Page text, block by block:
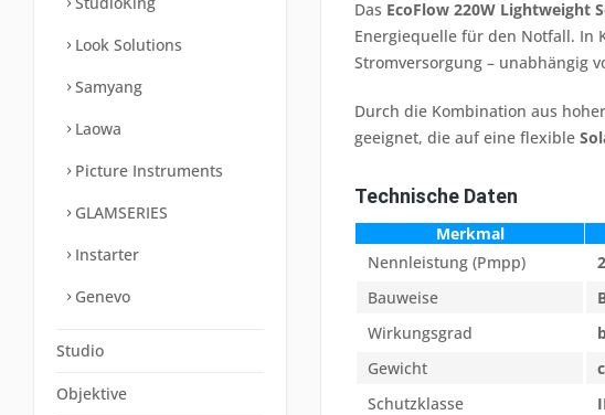
Look Solutions
Samyang
Laowa
Picture Instruments
GLAMSERIES
Instarter
Genevo
Studio
Objektive
Das EcoFlow 220W Lightweight
Energiequelle für den Notfall. In
Stromversorgung – unabhängig
Durch die Kombination aus
geeignet, die auf eine flexible
Technische Daten
Merkmal
Nennleistung (Pmpp)
Bauweise
Wirkungsgrad
Gewicht
Schutzklasse